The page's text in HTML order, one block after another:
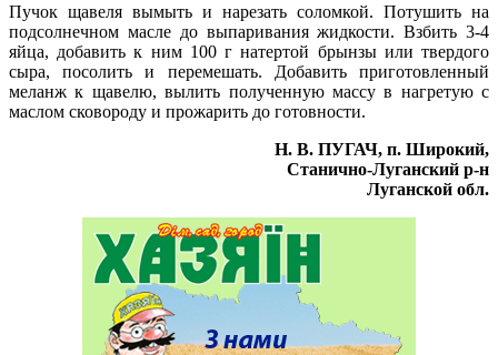
Пучок щавеля вымыть и нарезать соломкой. Потушить на
подсолнечном масле до выпаривания жидкости. Взбить 3-4
яйца, добавить к ним 100 г натертой брынзы или твердого
сыра, посолить и перемешать. Добавить приготовленный
меланж к щавелю, вылить полученную массу в нагретую с
маслом сковороду и прожарить до готовности.
Н. В. ПУГАЧ, п. Широкий,
Станично-Луганский р-н
Луганской обл.